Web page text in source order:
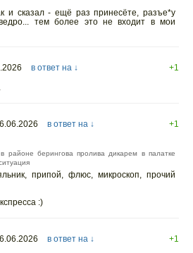
и сказал - ещё раз принесёте, разъе*у
тем более это не входит в мои
в ответ на ↓
+1
в ответ на ↓
+1
районе берингова пролива дикарем в палатке
припой, флюс, микроскоп, прочий
:)
в ответ на ↓
+1